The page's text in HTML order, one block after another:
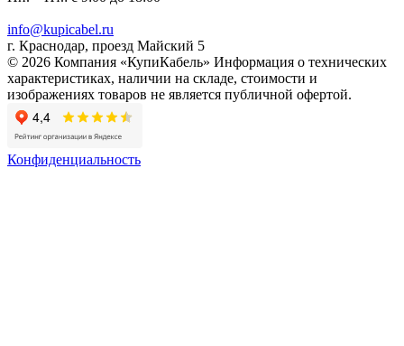
info@kupicabel.ru
г. Краснодар, проезд Майский 5
© 2026 Компания «КупиКабель» Информация о технических
характеристиках, наличии на складе, стоимости и
изображениях товаров не является публичной офертой.
Конфиденциальность